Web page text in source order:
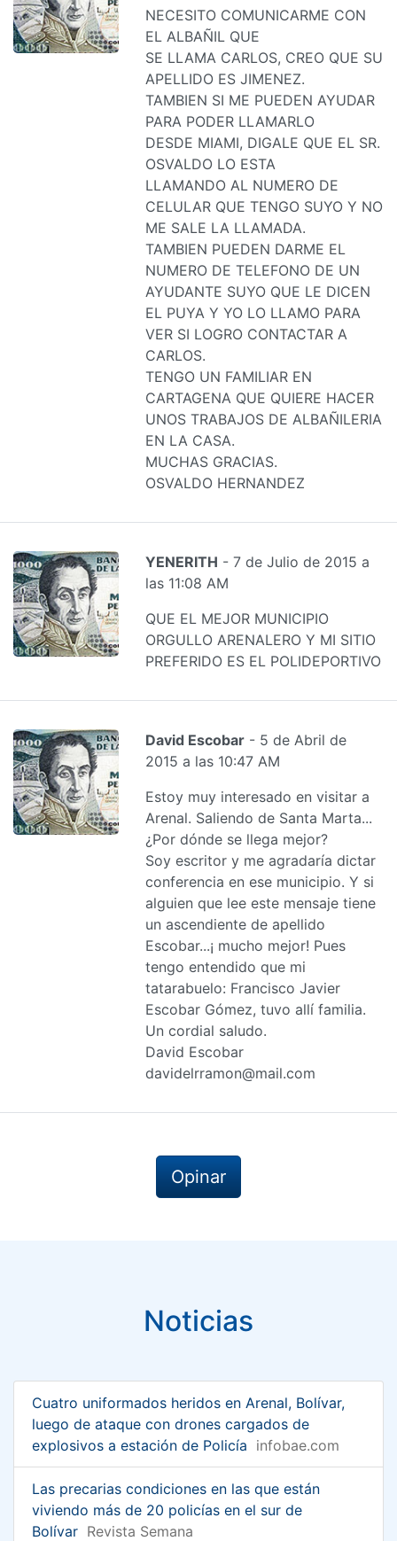
NECESITO COMUNICARME CON
EL ALBAÑIL QUE
SE LLAMA CARLOS, CREO QUE SU
APELLIDO ES JIMENEZ.
TAMBIEN SI ME PUEDEN AYUDAR
PARA PODER LLAMARLO
DESDE MIAMI, DIGALE QUE EL SR.
OSVALDO LO ESTA
LLAMANDO AL NUMERO DE
CELULAR QUE TENGO SUYO Y NO
ME SALE LA LLAMADA.
TAMBIEN PUEDEN DARME EL
NUMERO DE TELEFONO DE UN
AYUDANTE SUYO QUE LE DICEN
EL PUYA Y YO LO LLAMO PARA
VER SI LOGRO CONTACTAR A
CARLOS.
TENGO UN FAMILIAR EN
CARTAGENA QUE QUIERE HACER
UNOS TRABAJOS DE ALBAÑILERIA
EN LA CASA.
MUCHAS GRACIAS.
OSVALDO HERNANDEZ
YENERITH - 7 de Julio de 2015 a
las 11:08 AM
QUE EL MEJOR MUNICIPIO
ORGULLO ARENALERO Y MI SITIO
PREFERIDO ES EL POLIDEPORTIVO
David Escobar - 5 de Abril de
2015 a las 10:47 AM
Estoy muy interesado en visitar a
Arenal. Saliendo de Santa Marta...
¿Por dónde se llega mejor?
Soy escritor y me agradaría dictar
conferencia en ese municipio. Y si
alguien que lee este mensaje tiene
un ascendiente de apellido
Escobar...¡ mucho mejor! Pues
tengo entendido que mi
tatarabuelo: Francisco Javier
Escobar Gómez, tuvo allí familia.
Un cordial saludo.
David Escobar
davidelrramon@mail.com
Opinar
Noticias
Cuatro uniformados heridos en Arenal, Bolívar,
luego de ataque con drones cargados de
explosivos a estación de Policía infobae.com
Las precarias condiciones en las que están
viviendo más de 20 policías en el sur de
Bolívar Revista Semana